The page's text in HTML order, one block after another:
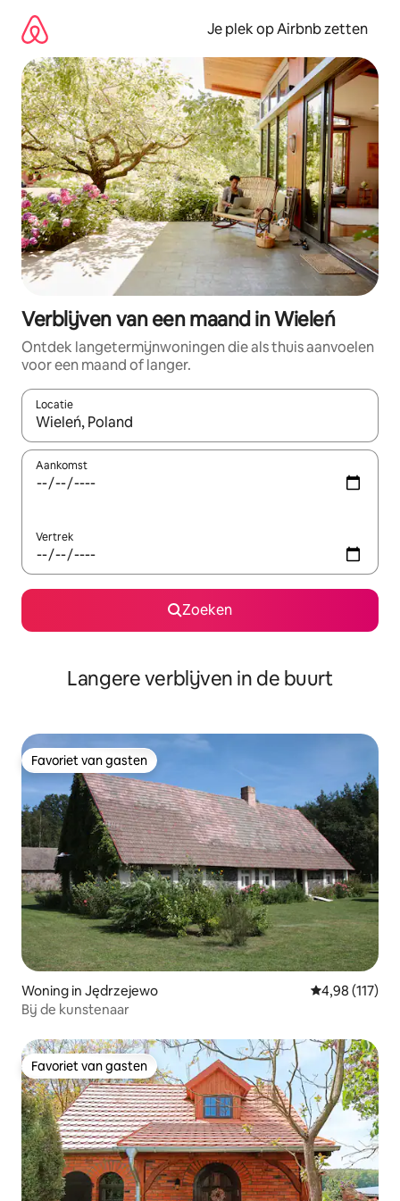
direct
naar
inhoud
Je plek op Airbnb zetten
Verblijven van een maand in Wieleń
Ontdek langetermijnwoningen die als thuis aanvoelen
voor een maand of langer.
Locatie
Wanneer er resultaten beschikbaar zijn, maak je een keuze
Aankomst
Vertrek
Zoeken
Langere verblijven in de buurt
Favoriet van gasten
Favoriet van gasten
Woning in Jędrzejewo Gemiddelde
4,98 (117)
Bij de kunstenaar
Favoriet van gasten
Favoriet van gasten